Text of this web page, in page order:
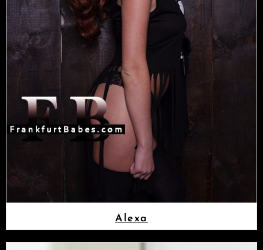
Alexa